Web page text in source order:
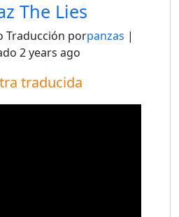
The Lies
Traducción porpanzas |
2 years ago
traducida